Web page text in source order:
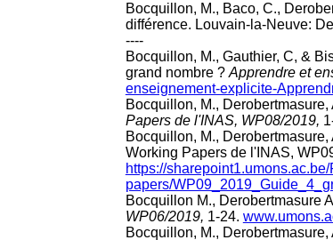
Bocquillon, M., Baco, C.,
différence. Louvain-la-Neuve:
----
Bocquillon, M., Gauthier, C, &
grand nombre ? Apprendre et
enseignement-explicite-
Bocquillon, M.,
Papers de l'INAS, WP08/2019,
Bocquillon, M.,
Working Papers de l'INAS,
https://
papers/
Bocquillon M., Derobertmasure
WP06/2019, 1‑24.
Bocquillon, M.,